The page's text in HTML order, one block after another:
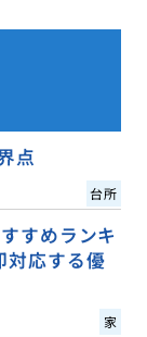
点
台所
すめランキ
対応する優
家